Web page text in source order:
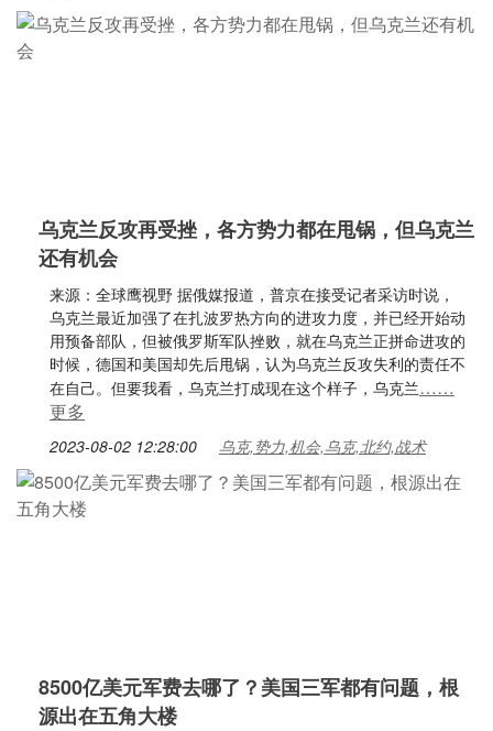
乌克兰反攻再受挫，各方势力都在甩锅，但乌克兰
还有机会
来源：全球鹰视野 据俄媒报道，普京在接受记者采访时说，
乌克兰最近加强了在扎波罗热方向的进攻力度，并已经开始动
用预备部队，但被俄罗斯军队挫败，就在乌克兰正拼命进攻的
时候，德国和美国却先后甩锅，认为乌克兰反攻失利的责任不
在自己。但要我看，乌克兰打成现在这个样子，乌克兰……
更多
2023-08-02 12:28:00 乌克,势力,机会,乌克,北约,战术
8500亿美元军费去哪了？美国三军都有问题，根
源出在五角大楼